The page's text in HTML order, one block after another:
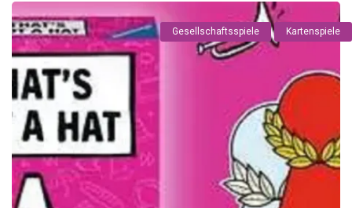
Gesellschaftsspiele Kartenspiele